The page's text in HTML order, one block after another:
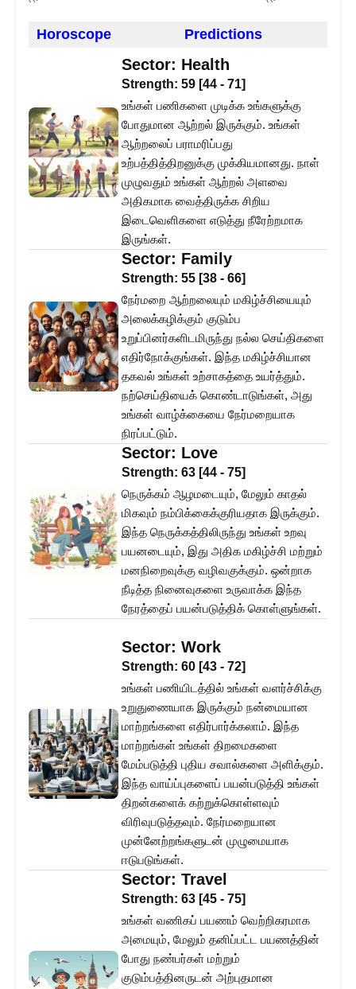
Horoscope Predictions
Sector: Health
Strength: 59 [44 - 71]
உங்கள் பணிகளை முடிக்க உங்களுக்கு
போதுமான ஆற்றல் இருக்கும். உங்கள்
ஆற்றலைப் பராமரிப்பது
உற்பத்தித்திறனுக்கு முக்கியமானது. நாள்
முழுவதும் உங்கள் ஆற்றல் அளவை
அதிகமாக வைத்திருக்க சிறிய
இடைவெளிகளை எடுத்து நீரேற்றமாக
இருங்கள்.
Sector: Family
Strength: 55 [38 - 66]
நேர்மறை ஆற்றலையும் மகிழ்ச்சியையும்
அலைக்கழிக்கும் குடும்ப
உறுப்பினர்களிடமிருந்து நல்ல செய்திகளை
எதிர்நோக்குங்கள். இந்த மகிழ்ச்சியான
தகவல் உங்கள் உற்சாகத்தை உயர்த்தும்.
நற்செய்தியைக் கொண்டாடுங்கள், அது
உங்கள் வாழ்க்கையை நேர்மறையாக
நிரப்பட்டும்.
Sector: Love
Strength: 63 [44 - 75]
நெருக்கம் ஆழமடையும், மேலும் காதல்
மிகவும் நம்பிக்கைக்குரியதாக இருக்கும்.
இந்த நெருக்கத்திலிருந்து உங்கள் உறவு
பயனடையும், இது அதிக மகிழ்ச்சி மற்றும்
மனநிறைவுக்கு வழிவகுக்கும். ஒன்றாக
நீடித்த நினைவுகளை உருவாக்க இந்த
நேரத்தைப் பயன்படுத்திக் கொள்ளுங்கள்.
Sector: Work
Strength: 60 [43 - 72]
உங்கள் பணியிடத்தில் உங்கள் வளர்ச்சிக்கு
உறுதுணையாக இருக்கும் நன்மையான
மாற்றங்களை எதிர்பார்க்கலாம். இந்த
மாற்றங்கள் உங்கள் திறமைகளை
மேம்படுத்தி புதிய சவால்களை அளிக்கும்.
இந்த வாய்ப்புகளைப் பயன்படுத்தி உங்கள்
திறன்களைக் கற்றுக்கொள்ளவும்
விரிவுபடுத்தவும். நேர்மறையான
முன்னேற்றங்களுடன் முழுமையாக
ஈடுபடுங்கள்.
Sector: Travel
Strength: 63 [45 - 75]
உங்கள் வணிகப் பயணம் வெற்றிகரமாக
அமையும், மேலும் தனிப்பட்ட பயணத்தின்
போது நண்பர்கள் மற்றும்
குடும்பத்தினருடன் அற்புதமான